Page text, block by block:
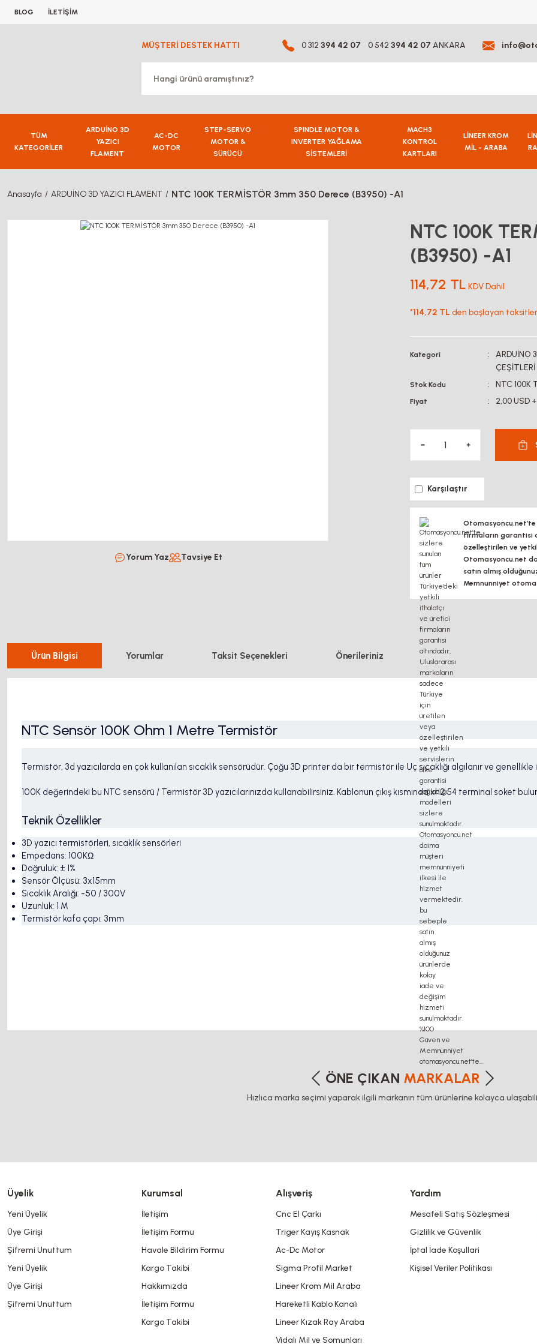
BLOG İLETİŞİM
MÜŞTERİ DESTEK HATTI 0 312 394 42 07 0 542 394 42 07 ANKARA
TÜM
KATEGORİLER
ARDUİNO 3D
YAZICI
FLAMENT
AC-DC
MOTOR
STEP-SERVO
MOTOR &
SÜRÜCÜ
SPINDLE MOTOR &
INVERTER YAĞLAMA
SİSTEMLERİ
MACH3
KONTROL
KARTLARI
LİNEER KROM
MİL - ARABA
Anasayfa ARDUİNO 3D YAZICI FLAMENT NTC 100K TERMİSTÖR 3mm 350 Derece (B3950) -A1
Yorum Yaz Tavsiye Et
NTC 100K
(B3950) -A1
114,72 TL KDV Dahil
*114,72 TL den başlayan
Kategori ARDUİNO
ÇEŞİTLERİ
Stok Kodu NTC 100K
Fiyat 2,00 USD
Karşılaştır
firmaların garantisi
özelleştirilen ve
Otomasyoncu.net
satın almış
Memnunniyet
Ürün Bilgisi Yorumlar Taksit Seçenekleri Önerileriniz
NTC Sensör 100K Ohm 1 Metre Termistör
Termistör, 3d yazıcılarda en çok kullanılan sıcaklık sensörüdür. Çoğu 3D printer da bir termistör ile Uç sıcaklığı algılanır ve genellikle
100K değerindeki bu NTC sensörü / Termistör 3D yazıcılarınızda kullanabilirsiniz. Kablonun çıkış kısmında xh2.54 terminal soket
Teknik Özellikler
3D yazıcı termistörleri, sıcaklık sensörleri
Empedans: 100KΩ
Doğruluk: ± 1%
Sensör Ölçüsü: 3x15mm
Sıcaklık Aralığı: -50 / 300V
Uzunluk: 1 M
Termistör kafa çapı: 3mm
motor kaplin fiyatları, sigma profil, 3d yazıcı, kremayer dişli, 45x45 sigma profil, delta haberleşme kablosu, delta plc fiyat, konveyör bant, kramiyer dişli, mantar stop,
motor, 20x20 sigma profil, 20x20 sigma profil somunu, 22 5 180 sigma alüminyum, 30*30 profil, 3d printer elektronik kit, 3d printer kit, 3d yazıcı fiyat, 40mm indüksiyonlu mil
5kw inverter fiyatları, 50 link flans, 685 zz, 7kw inverter fiyatları, ahşap açılı delik açma aparatı, alüminyum ray profilleri, alüminyum sigma profil fiyatları, araba için yatak,
2.2kw inverter, delta frekans konvertörü fiyat listeri, delta plc, delta plc dvp14ss, delta servo motor, delta sürücü, demir profiller, dijital koordinat ölçme sistemleri, drv 8825,
pens fiyatları, hiwin, ifd8500, indüksiyonlu krom kaplı mil, kablo taşıyıcı, kaplin fiyatları, karamyer dişli fiyatları, konveyor motoru, konvehör bant fiyat listesi, konveyör
hesabı, krom kaplı mil, lenze inverter 5.5kw fiyati, linear bearing, lineer araba, lineer kızak, lineer kızak fiyatları, lineer ray ve arabalar fiyatları, mach3 eksen kontrol karti
Bu ürünün fiyat bilgisi, resim, ürün açıklamalarında ve diğer konularda yetersiz gördüğünüz noktaları öneri formunu kullanarak tarafımıza iletebilirsiniz.
ÖNE ÇIKAN MARKALAR
Hızlıca marka seçimi yaparak ilgili markanın tüm ürünlerine kolayca
Üyelik
Yeni Üyelik
Üye Girişi
Şifremi Unuttum
Yeni Üyelik
Üye Girişi
Şifremi Unuttum
Kurumsal
İletişim
İletişim Formu
Havale Bildirim Formu
Kargo Takibi
Hakkımızda
İletişim Formu
Kargo Takibi
Alışveriş
Cnc El Çarkı
Triger Kayış Kasnak
Ac-Dc Motor
Sigma Profil Market
Lineer Krom Mil Araba
Hareketli Kablo Kanalı
Lineer Kızak Ray Araba
Vidalı Mil ve Somunları
Yardım
Mesafeli Satış Sözleşmesi
Gizlilik ve Güvenlik
İptal İade Koşullari
Kişisel Veriler Politikası